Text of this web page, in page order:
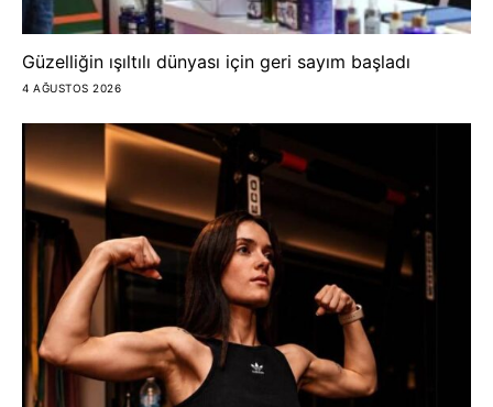
Güzelliğin ışıltılı dünyası için geri sayım başladı
4 AĞUSTOS 2026